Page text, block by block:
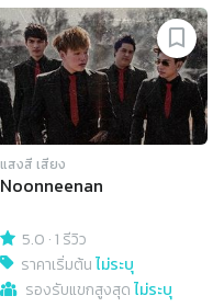
แสงสี เสียง
Noonneenan
5.0 ·1 รีวิว
ราคาเริ่มต้นไม่ระบุ
รองรับแขกสูงสุดไม่ระบุ